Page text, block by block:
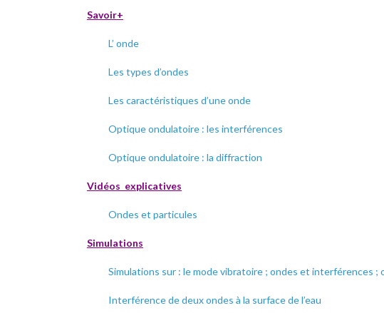
Savoir+
L’ onde
Les types d’ondes
Les caractéristiques d’une onde
Optique ondulatoire : les interférences
Optique ondulatoire : la diffraction
Vidéos explicatives
Ondes et particules
Simulations
Simulations sur : le mode vibratoire ; ondes et interférences
Interférence de deux ondes à la surface de l’eau